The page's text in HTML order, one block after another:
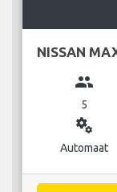
NISSAN
group
5
miscellaneous_services
Automaat